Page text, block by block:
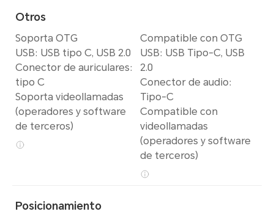
Otros
Soporta OTG
USB: USB tipo C, USB 2.0
Conector de auriculares:
tipo C
Soporta videollamadas
(operadores y software
de terceros)
Posicionamiento
Compatible con OTG
USB: USB Tipo-C, USB
2.0
Conector de audio:
Tipo-C
Compatible con
videollamadas
(operadores y software
de terceros)